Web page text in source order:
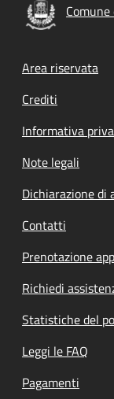
Footer
Area riservata
Crediti
Informativa
Note legali
Dichiarazione di
Contatti
Prenotazione
Richiedi
Statistiche del
Leggi le FAQ
Pagamenti